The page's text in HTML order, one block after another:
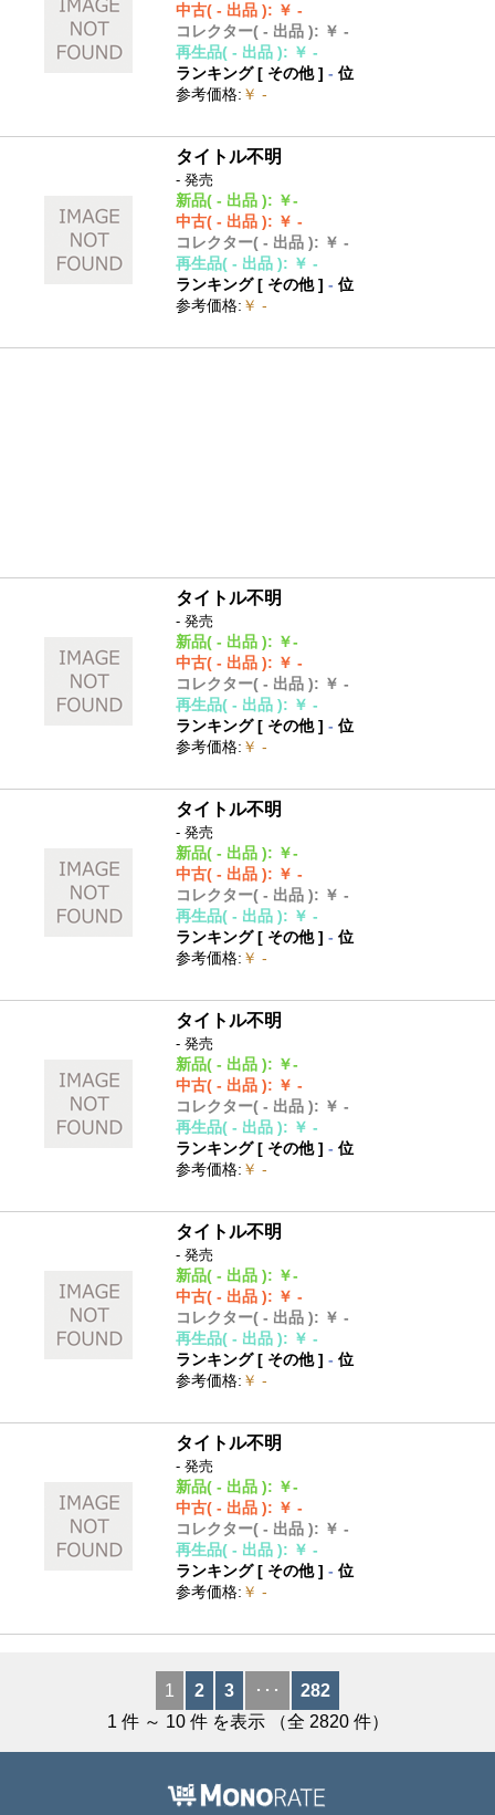
中古( - 出品 ): ￥ -
コレクター( - 出品 ): ￥ -
再生品( - 出品 ): ￥ -
ランキング [ その他]- 位
参考価格: ￥ -
タイトル不明
- 発売
新品( - 出品 ): ￥-
中古( - 出品 ): ￥ -
コレクター( - 出品 ): ￥ -
再生品( - 出品 ): ￥ -
ランキング [ その他]- 位
参考価格: ￥ -
タイトル不明
- 発売
新品( - 出品 ): ￥-
中古( - 出品 ): ￥ -
コレクター( - 出品 ): ￥ -
再生品( - 出品 ): ￥ -
ランキング [ その他]- 位
参考価格: ￥ -
タイトル不明
- 発売
新品( - 出品 ): ￥-
中古( - 出品 ): ￥ -
コレクター( - 出品 ): ￥ -
再生品( - 出品 ): ￥ -
ランキング [ その他]- 位
参考価格: ￥ -
タイトル不明
- 発売
新品( - 出品 ): ￥-
中古( - 出品 ): ￥ -
コレクター( - 出品 ): ￥ -
再生品( - 出品 ): ￥ -
ランキング [ その他]- 位
参考価格: ￥ -
タイトル不明
- 発売
新品( - 出品 ): ￥-
中古( - 出品 ): ￥ -
コレクター( - 出品 ): ￥ -
再生品( - 出品 ): ￥ -
ランキング [ その他]- 位
参考価格: ￥ -
タイトル不明
- 発売
新品( - 出品 ): ￥-
中古( - 出品 ): ￥ -
コレクター( - 出品 ): ￥ -
再生品( - 出品 ): ￥ -
ランキング [ その他]- 位
参考価格: ￥ -
1 2 3 ･･･
282
1 件 ～ 10 件 を表示 （全 2820 件）